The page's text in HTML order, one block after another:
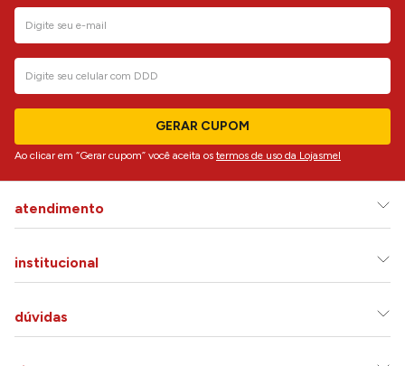
GERAR CUPOM
Ao clicar em “Gerar cupom” você aceita os termos de uso da Lojasmel
atendimento
institucional
dúvidas